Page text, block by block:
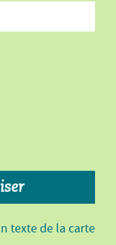
texte de la carte